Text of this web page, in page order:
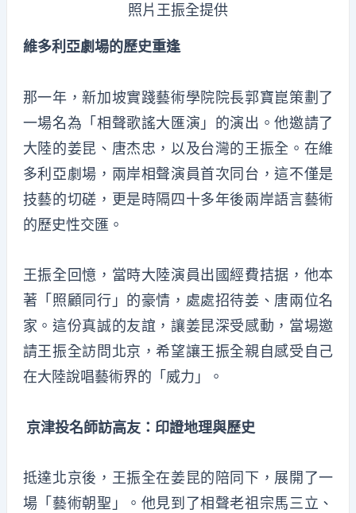
照片王振全提供
維多利亞劇場的歷史重逢
那一年，新加坡實踐藝術學院院長郭寶崑策劃了
一場名為「相聲歌謠大匯演」的演出。他邀請了
大陸的姜昆、唐杰忠，以及台灣的王振全。在維
多利亞劇場，兩岸相聲演員首次同台，這不僅是
技藝的切磋，更是時隔四十多年後兩岸語言藝術
的歷史性交匯。
王振全回憶，當時大陸演員出國經費拮据，他本
著「照顧同行」的豪情，處處招待姜、唐兩位名
家。這份真誠的友誼，讓姜昆深受感動，當場邀
請王振全訪問北京，希望讓王振全親自感受自己
在大陸說唱藝術界的「威力」。
京津投名師訪高友：印證地理與歷史
抵達北京後，王振全在姜昆的陪同下，展開了一
場「藝術朝聖」。他見到了相聲老祖宗馬三立、